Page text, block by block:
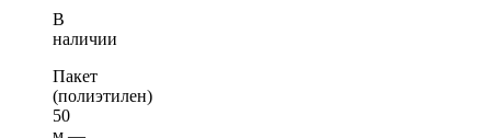
В
наличии
Пакет
(полиэтилен)
50